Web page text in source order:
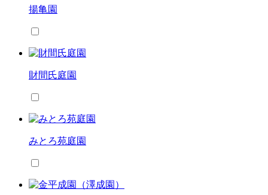
揚亀園
財間氏庭園
みとろ苑庭園